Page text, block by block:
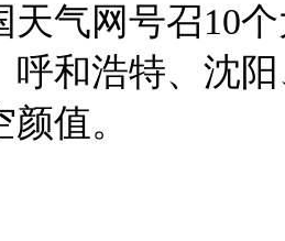
天气网号召10
呼和浩特、沈
值。